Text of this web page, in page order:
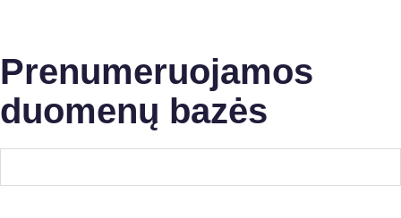
Prenumeruojamos
duomenų bazės